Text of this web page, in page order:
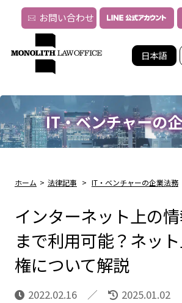
日本語
お問い合わせ
IT・ベンチャーの
ホーム > 法律記事 > IT・ベンチャーの企業法務
インターネット上の
まで利用可能？ネッ
権について解説
2022.02.16 2025.01.02